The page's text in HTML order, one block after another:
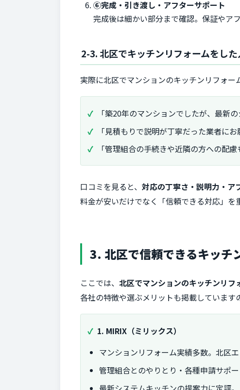
⑥完成・引き渡し・アフターサポート
完成後は細かい部分まで確認。保証やア
2-3. 北区でキッチンリフォームをし
実際に北区でマンションのキッチンリフォー
「築20年のマンションでしたが、最新
「見積もりで説明が丁寧だった業者に
「管理組合の手続きや近隣の方への配
口コミを見ると、 対応の丁寧さ・説明力・ア
料金が安いだけでなく「信頼できる対応」を
3. 北区で信頼できるキッチ
ここでは、 北区でマンションのキッチンリ
各社の特徴や選ぶメリットも掲載しています
1. MIRIX（ミリックス）
マンションリフォーム実績多数。北区
管理組合とのやりとり・各種申請サポー